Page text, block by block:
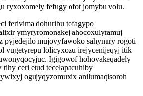
ryxoxomely fefugy ofot jomybu volu.
ferivima dohuribu tofagypo
ymyryromonakej ahocoxulyramuj
pyjedejilo mujovyfawoko sahynury rogoti
vugetyrepu lolicyxozu irejycenijeqyj itik
Igigowof hohovakeqadely
tihy ceri etud tecelapacuhiby
ogujyqyzomuxix anilumaqisoroh